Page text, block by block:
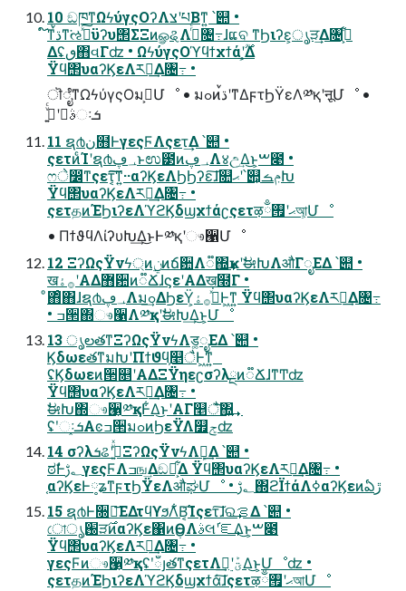
10 ඞཁͳΩϟύγςΟʔΛצʹཔΒͳ͍ ՝୊ •
໌֬ͳࠜڌͳ͘ઌߦͯ͠ϋʔυ΢ΣΞͷௐୡΛߦͬͨ৔߹ɺແବ ͳϦιʔε͕ൃੜ͢Δ৔߹͕͋
Δʢٯ΋વΓʣ • ΩϟύγςΟϓϥϯχϯάʹ͕͔͔࣌ؒΔ
Ϋϥ΢υαʔϏεΛར༻͢Δ৔߹ •
ॊೈͳΩϟύγςΟมߋ͕Մೳ • มߋͷࠜڌʹͳΔϝτϦΫεΛ༰қʹऩूՄೳ •
ࣄ࣮ʹج͍ͮͨઃܭ
11 ຊ൪ن໛ͰγεςϜΛςετ͢Δ ՝୊ •
ςετͷͨΊʹຊ൪؀ڥͱಉ౳ͷ؀ڥΛ४උ͢Δ͜ͱ͕ࠔ೉ •
ෆे෼ͳςετ͔͠͠ͳ͍··αʔϏεΛϦϦʔε͠ɺ௚ޙʹ՝୊͕ݦࡏԽ
Ϋϥ΢υαʔϏεΛར༻͢Δ৔߹ •
ςετதͷΈϦιʔεΛϓϩϏδϣχϯάʗςετऴྃޙʹ࡟আ͕Մೳ
• ΠϯϑϥΛίʔυԽ͢Δ͜ͱͰ༰қʹෳ੡Մೳ
12 ΞʔΩςΫνϟ্ͷ࣮ݧͷճ਺Λ૿΍͢ҝʹࣗಈԽΛऔΓೖΕΔ ՝୊ •
ख࡞ۀʹΑΔ޻਺ͷ૿ՃɺϛεʹΑΔख໭Γ •
ͦ΋ͦ΋ɺຊ൪؀ڥΛมߋ͢ΔϦεΫ͕ߴͯ͘࡞ۀͰ͖ͳ͍ Ϋϥ΢υαʔϏεΛར༻͢Δ৔߹
• ߏ੒΍ෳ੡Λ༰қʹࣗಈԽ͢Δ͜ͱ͕Մೳ
13 ൃలతͳΞʔΩςΫνϟΛड͚ೖΕΔ ՝୊ •
ϏδωεతͳมԽʹΠϯϑϥ͕௥ैͰ͖ͳ͍
ʢϏδωεͷ੒௕ʹΑΔΞΫηεʗσʔλྔͷ૿ՃɺͳͲʣ
Ϋϥ΢υαʔϏεΛར༻͢Δ৔߹ •
ࣗಈԽ΍ෳ੡͕༰қͰ͋Δ͜ͱʹΑΓ௥ै͠΍͍͢
ʢʹઃܭ͓Αͼߏ੒มߋͷϦεΫΛ௿ݮʣ
14 σʔλܭଌʹج͍ͮͯΞʔΩςΫνϟΛܾఆ͢Δ ՝୊ •
ಠࣗͰ؂ࢹγεςϜΛߏங͢Δඞཁ͕͋Δ Ϋϥ΢υαʔϏεΛར༻͢Δ৔߹ •
֤αʔϏεͰ༷ʑͳϝτϦΫεΛऔಘՄೳ • ؂ࢹ΍ϩΪϯάΛߦ͏αʔϏεͷఏڙ
15 ຊ൪Ͱ૝ఆ͞ΕΔτϥϒϧΛ͋Β͔͡Ίςετ͠ɺରࡦ͢Δ ՝୊ •
ো֐ൃੜ࣌ͷαʔϏε΁ͷӨڹΛࣄલʹ֬ೝ͢Δ͜ͱ͕ࠔ೉
Ϋϥ΢υαʔϏεΛར༻͢Δ৔߹ •
γεςϜͷෳ੡͕༰қʢʹഁյతͳςετΛؾܰʹ࣮ࢪ͢Δ͜ͱ͕Մೳʣ •
ςετதͷΈϦιʔεΛϓϩϏδϣχϯά͠ɺςετऴྃޙʹ࡟আՄೳ